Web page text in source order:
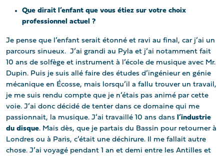
Que dirait l’enfant que vous étiez sur votre choix
professionnel actuel ?
Je pense que l’enfant serait étonné et ravi au final, car j’ai un
parcours sinueux. J’ai grandi au Pyla et j’ai notamment fait
10 ans de solfège et instrument à l’école de musique avec Mr.
Dupin. Puis je suis allé faire des études d’ingénieur en génie
mécanique en Écosse, mais lorsqu’il a fallu trouver un travail,
je me suis rendu compte que je n’étais pas animé par cette
voie. J’ai donc décidé de tenter dans ce domaine qui me
passionnait, la musique. J’ai travaillé 10 ans dans l’industrie
du disque. Mais dès, que je partais du Bassin pour retourner à
Londres ou à Paris, c’était une déchirure. Il me fallait autre
chose. J’ai voyagé pendant 1 an et demi entre les Antilles et